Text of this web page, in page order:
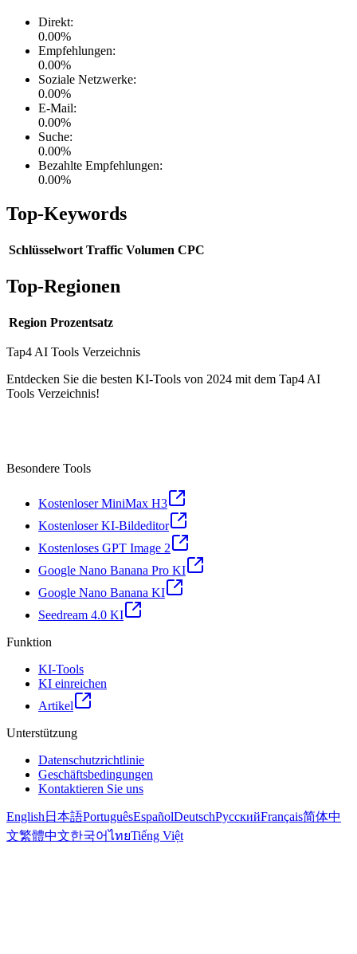
Direkt:
0.00%
Empfehlungen:
0.00%
Soziale Netzwerke:
0.00%
E-Mail:
0.00%
Suche:
0.00%
Bezahlte Empfehlungen:
0.00%
Top-Keywords
Schlüsselwort Traffic Volumen CPC
Top-Regionen
Region Prozentsatz
Tap4 AI Tools Verzeichnis
Entdecken Sie die besten KI-Tools von 2024 mit dem Tap4 AI
Tools Verzeichnis!
Besondere Tools
Kostenloser MiniMax H3
Kostenloser KI-Bildeditor
Kostenloses GPT Image 2
Google Nano Banana Pro KI
Google Nano Banana KI
Seedream 4.0 KI
Funktion
KI-Tools
KI einreichen
Artikel
Unterstützung
Datenschutzrichtlinie
Geschäftsbedingungen
Kontaktieren Sie uns
English 日本語PortuguêsEspañolDeutschРусскийFrançais简体中
文繁體中文한국어ไทยTiếng Việt